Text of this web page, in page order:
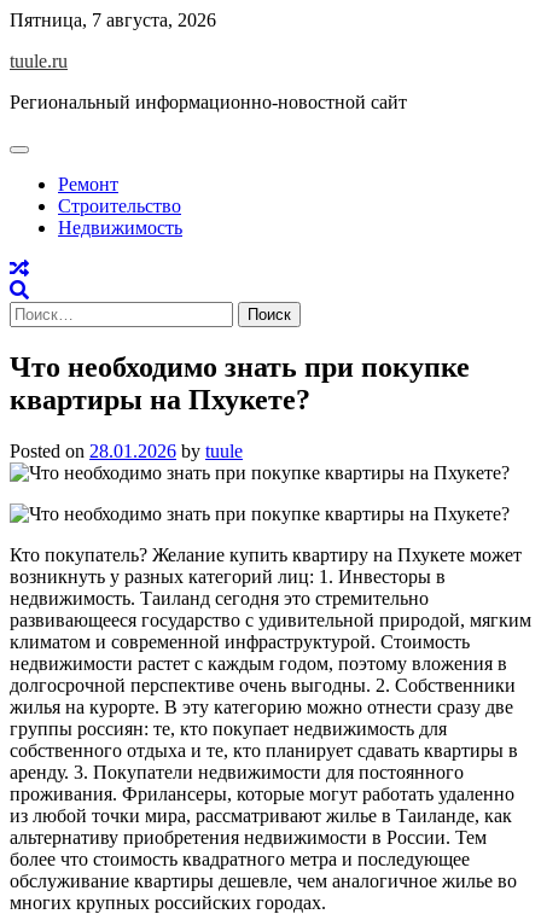
Skip
content
Пятница, 7 августа, 2026
tuule.ru
Региональный информационно-новостной сайт
Ремонт
Строительство
Недвижимость
Найти:
Что необходимо знать при покупке
квартиры на Пхукете?
Posted on 28.01.2026 by tuule
Кто покупатель? Желание купить квартиру на Пхукете может
возникнуть у разных категорий лиц: 1. Инвесторы в
недвижимость. Таиланд сегодня это стремительно
развивающееся государство с удивительной природой, мягким
климатом и современной инфраструктурой. Стоимость
недвижимости растет с каждым годом, поэтому вложения в
долгосрочной перспективе очень выгодны. 2. Собственники
жилья на курорте. В эту категорию можно отнести сразу две
группы россиян: те, кто покупает недвижимость для
собственного отдыха и те, кто планирует сдавать квартиры в
аренду. 3. Покупатели недвижимости для постоянного
проживания. Фрилансеры, которые могут работать удаленно
из любой точки мира, рассматривают жилье в Таиланде, как
альтернативу приобретения недвижимости в России. Тем
более что стоимость квадратного метра и последующее
обслуживание квартиры дешевле, чем аналогичное жилье во
многих крупных российских городах.